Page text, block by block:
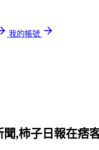
我的帳號
,柿子日報在痞